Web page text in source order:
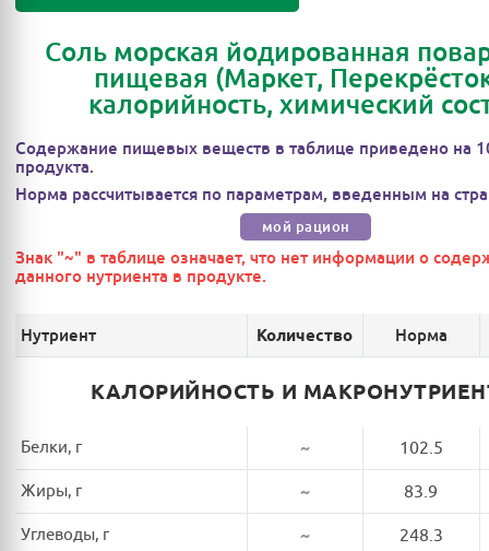
Соль морская йодированная
пищевая (Маркет,
калорийность, химический
Содержание пищевых веществ в таблице приведено на
продукта.
Норма рассчитывается по параметрам, введенным на
мой рацион
Знак "~" в таблице означает, что нет информации о
данного нутриента в продукте.
Нутриент Количество Норма
КАЛОРИЙНОСТЬ И
Белки, г ~ 102.5
Жиры, г ~ 83.9
Углеводы, г ~ 248.3